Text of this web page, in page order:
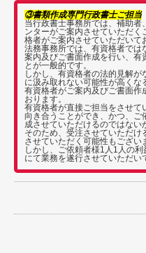
③書類作成専門行政書士ご担当
当行政書士事務所では、補助者
ンターがご案内させていただ
格者がご案内させていただいて
法務事務所では、有資格者では
案内及びご書面作成を行い、有
とが一般的です。
しかし、有資格者の法的見解
に汲み取れない可能性が高く
有資格者がご案内及びご書面作
おります。
有資格者が直接ご担当をさせて
向き合うことができ、かつ、ご
成させていただけるのではない
そのため、受注させていただけ
させていただく可能性もござい
しかし、ご依頼者様1人1人の
にて業務を遂行させていただい